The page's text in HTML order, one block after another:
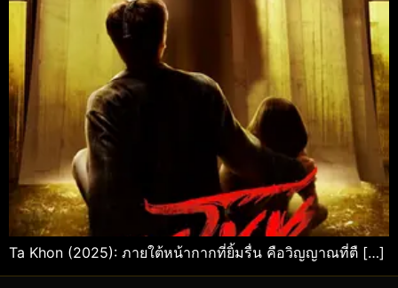
Ta Khon (2025): ภายใต้หน้ากากที่ยิ้มรื่น คือวิญญาณที่ตื […]